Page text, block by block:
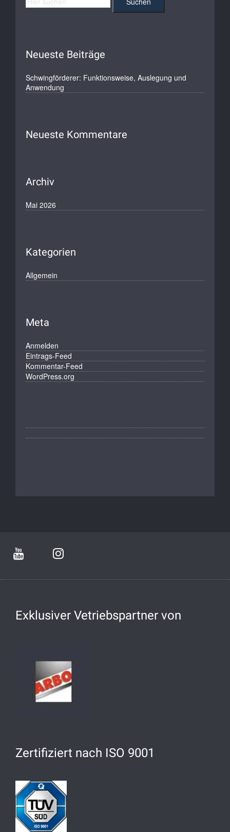
Neueste Beiträge
Schwingförderer: Funktionsweise, Auslegung und
Anwendung
Neueste Kommentare
Archiv
Mai 2026
Kategorien
Allgemein
Meta
Anmelden
Eintrags-Feed
Kommentar-Feed
WordPress.org
Exklusiver Vetriebspartner von
Zertifiziert nach ISO 9001